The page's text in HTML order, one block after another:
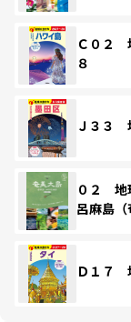
Ｃ０２
８
Ｊ３３
０２
呂麻島
Ｄ１７